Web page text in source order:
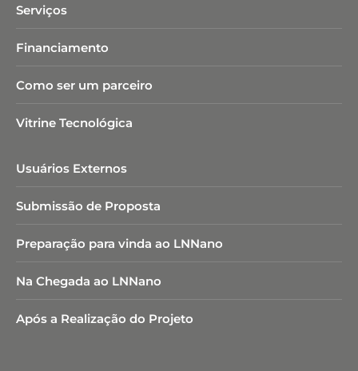
Serviços
Financiamento
Como ser um parceiro
Vitrine Tecnológica
Usuários Externos
Submissão de Proposta
Preparação para vinda ao LNNano
Na Chegada ao LNNano
Após a Realização do Projeto